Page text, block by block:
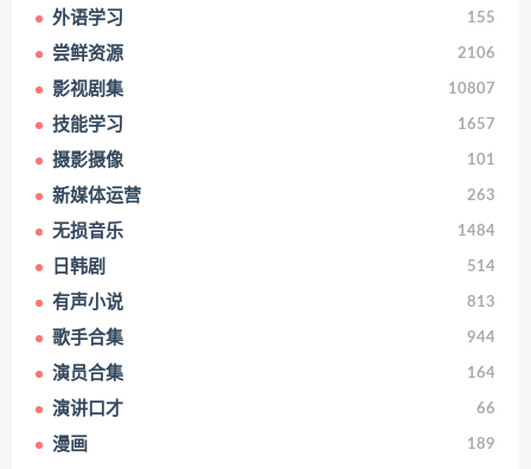
外语学习 155
尝鲜资源 2106
影视剧集 10807
技能学习 1657
摄影摄像 101
新媒体运营 263
无损音乐 1484
日韩剧 514
有声小说 813
歌手合集 944
演员合集 164
演讲口才 66
漫画 189